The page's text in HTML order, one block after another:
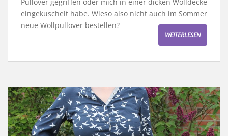
eingekuschelt habe. Wieso also nicht auch im Sommer
neue Wollpullover bestellen?
WEITERLESEN